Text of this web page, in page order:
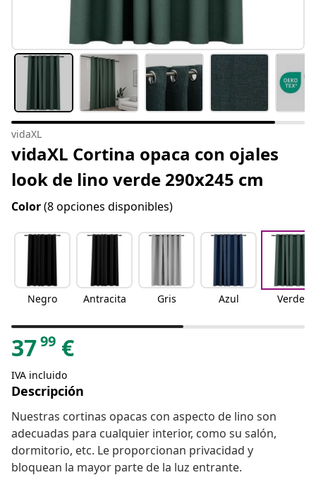
vidaXL
vidaXL Cortina opaca con ojales
look de lino verde 290x245 cm
Color(8 opciones disponibles)
Negro Antracita Gris Azul Verde
3799 €
IVA incluido
Descripción
Nuestras cortinas opacas con aspecto de lino son
adecuadas para cualquier interior, como su salón,
dormitorio, etc. Le proporcionan privacidad y
bloquean la mayor parte de la luz entrante.